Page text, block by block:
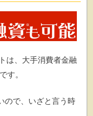
は、大手消費者金融
す。
ので、いざと言う時